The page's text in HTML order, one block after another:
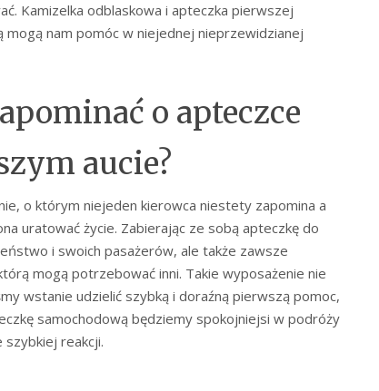
Kamizelka odblaskowa i apteczka pierwszej
nam pomóc w niejednej nieprzewidzianej
o apteczce
aucie?
o którym niejeden kierowca niestety zapomina a
uratować życie. Zabierając ze sobą apteczkę do
i swoich pasażerów, ale także zawsze
mogą potrzebować inni. Takie wyposażenie nie
wstanie udzielić szybką i doraźną pierwszą pomoc,
samochodową będziemy spokojniejsi w podróży
reakcji.